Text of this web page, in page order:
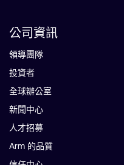
公司資訊
領導團隊
投資者
全球辦公室
新聞中心
人才招募
Arm 的品質